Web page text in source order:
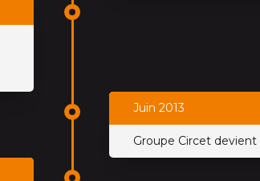
Juin 2013
Groupe Circet devient